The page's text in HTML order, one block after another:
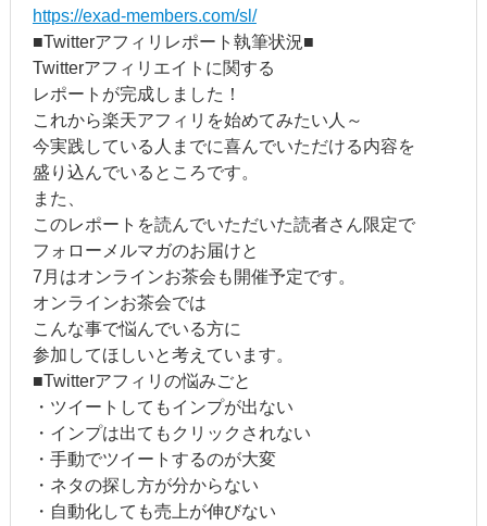
https://exad-members.com/sl/
■Twitterアフィリレポート執筆状況■
Twitterアフィリエイトに関する
レポートが完成しました！
これから楽天アフィリを始めてみたい人～
今実践している人までに喜んでいただける内容を
盛り込んでいるところです。
また、
このレポートを読んでいただいた読者さん限定で
フォローメルマガのお届けと
7月はオンラインお茶会も開催予定です。
オンラインお茶会では
こんな事で悩んでいる方に
参加してほしいと考えています。
■Twitterアフィリの悩みごと
・ツイートしてもインプが出ない
・インプは出てもクリックされない
・手動でツイートするのが大変
・ネタの探し方が分からない
・自動化しても売上が伸びない